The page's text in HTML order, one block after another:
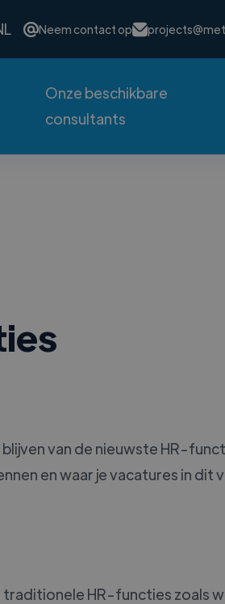
Neem contact op
Onze beschikbare
consultants
van de nieuwste HR-
en waar je vacatures in dit
traditionele HR-functies zoals